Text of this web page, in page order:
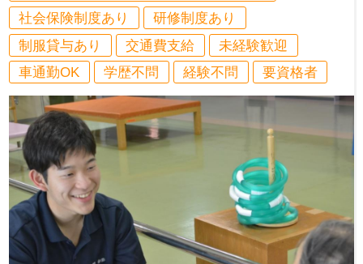
社会保険制度あり
研修制度あり
制服貸与あり
交通費支給
未経験歓迎
車通勤OK
学歴不問 経験不問 要資格者